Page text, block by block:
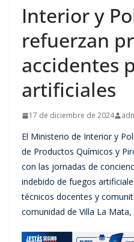
Interior y
refuerzan
accidentes
artificiales
17 de diciembre de 2024
El Ministerio de Interior y
de Productos Químicos y
con las jornadas de
indebido de fuegos
técnicos docentes y
comunidad de Villa La Mata,